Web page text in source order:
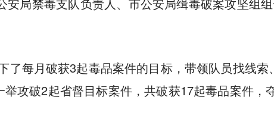
了每月破获3起毒品案件的目标，带领队员找线
攻破2起省督目标案件，共破获17起毒品案件